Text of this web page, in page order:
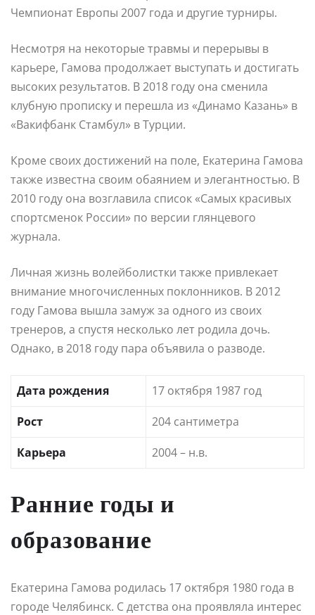
Чемпионат Европы 2007 года и другие турниры.
Несмотря на некоторые травмы и перерывы в
карьере, Гамова продолжает выступать и достигать
высоких результатов. В 2018 году она сменила
клубную прописку и перешла из «Динамо Казань» в
«Вакифбанк Стамбул» в Турции.
Кроме своих достижений на поле, Екатерина Гамова
также известна своим обаянием и элегантностью. В
2010 году она возглавила список «Самых красивых
спортсменок России» по версии глянцевого
журнала.
Личная жизнь волейболистки также привлекает
внимание многочисленных поклонников. В 2012
году Гамова вышла замуж за одного из своих
тренеров, а спустя несколько лет родила дочь.
Однако, в 2018 году пара объявила о разводе.
Дата рождения
17 октября 1987 год
Рост
204 сантиметра
Карьера
2004 – н.в.
Ранние годы и
образование
Екатерина Гамова родилась 17 октября 1980 года в
городе Челябинск. С детства она проявляла интерес